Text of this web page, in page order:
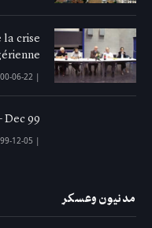
la crise
|
06-22
Dec 99
|
12-05
مدنيون وعسكر